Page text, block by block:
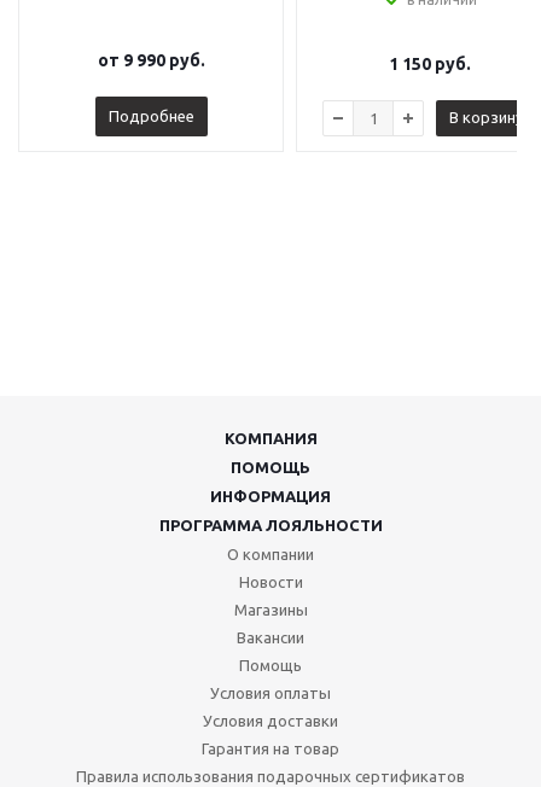
от 9 990 руб.
Подробнее
1 150руб.
В корзину
КОМПАНИЯ
ПОМОЩЬ
ИНФОРМАЦИЯ
ПРОГРАММА ЛОЯЛЬНОСТИ
О компании
Новости
Магазины
Вакансии
Помощь
Условия оплаты
Условия доставки
Гарантия на товар
Правила использования подарочных сертификатов